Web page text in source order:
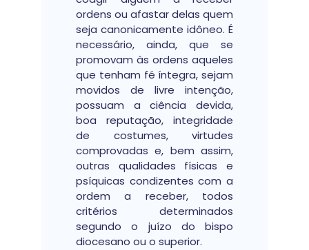
ordens ou afastar delas quem
seja canonicamente idôneo. É
necessário, ainda, que se
promovam às ordens aqueles
que tenham fé íntegra, sejam
movidos de livre intenção,
possuam a ciência devida,
boa reputação, integridade
de costumes, virtudes
comprovadas e, bem assim,
outras qualidades físicas e
psíquicas condizentes com a
ordem a receber, todos
critérios determinados
segundo o juízo do bispo
diocesano ou o superior.